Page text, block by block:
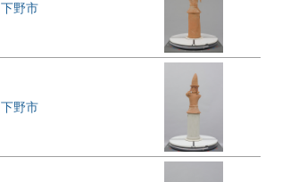
下野市
下野市